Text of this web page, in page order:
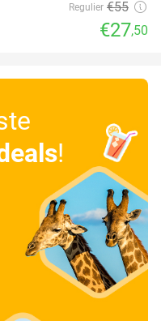
Regulier €55
€27,50
!